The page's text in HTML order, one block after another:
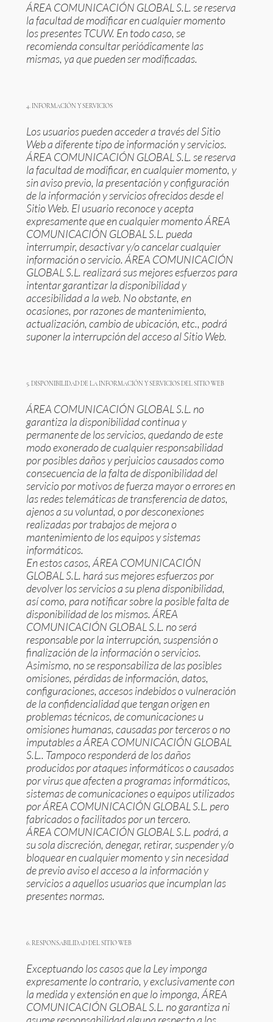
ÁREA COMUNICACIÓN GLOBAL S.L. se reserva
la facultad de modificar en cualquier momento
los presentes TCUW. En todo caso, se
recomienda consultar periódicamente las
mismas, ya que pueden ser modificadas.
4. INFORMACIÓN Y SERVICIOS
Los usuarios pueden acceder a través del Sitio
Web a diferente tipo de información y servicios.
ÁREA COMUNICACIÓN GLOBAL S.L. se reserva
la facultad de modificar, en cualquier momento, y
sin aviso previo, la presentación y configuración
de la información y servicios ofrecidos desde el
Sitio Web. El usuario reconoce y acepta
expresamente que en cualquier momento ÁREA
COMUNICACIÓN GLOBAL S.L. pueda
interrumpir, desactivar y/o cancelar cualquier
información o servicio. ÁREA COMUNICACIÓN
GLOBAL S.L. realizará sus mejores esfuerzos para
intentar garantizar la disponibilidad y
accesibilidad a la web. No obstante, en
ocasiones, por razones de mantenimiento,
actualización, cambio de ubicación, etc., podrá
suponer la interrupción del acceso al Sitio Web.
5. DISPONIBILIDAD DE LA INFORMACIÓN Y SERVICIOS DEL SITIO WEB
ÁREA COMUNICACIÓN GLOBAL S.L. no
garantiza la disponibilidad continua y
permanente de los servicios, quedando de este
modo exonerado de cualquier responsabilidad
por posibles daños y perjuicios causados como
consecuencia de la falta de disponibilidad del
servicio por motivos de fuerza mayor o errores en
las redes telemáticas de transferencia de datos,
ajenos a su voluntad, o por desconexiones
realizadas por trabajos de mejora o
mantenimiento de los equipos y sistemas
informáticos.
En estos casos, ÁREA COMUNICACIÓN
GLOBAL S.L. hará sus mejores esfuerzos por
devolver los servicios a su plena disponibilidad,
así como, para notificar sobre la posible falta de
disponibilidad de los mismos. ÁREA
COMUNICACIÓN GLOBAL S.L. no será
responsable por la interrupción, suspensión o
finalización de la información o servicios.
Asimismo, no se responsabiliza de las posibles
omisiones, pérdidas de información, datos,
configuraciones, accesos indebidos o vulneración
de la confidencialidad que tengan origen en
problemas técnicos, de comunicaciones u
omisiones humanas, causadas por terceros o no
imputables a ÁREA COMUNICACIÓN GLOBAL
S.L.. Tampoco responderá de los daños
producidos por ataques informáticos o causados
por virus que afecten a programas informáticos,
sistemas de comunicaciones o equipos utilizados
por ÁREA COMUNICACIÓN GLOBAL S.L. pero
fabricados o facilitados por un tercero.
ÁREA COMUNICACIÓN GLOBAL S.L. podrá, a
su sola discreción, denegar, retirar, suspender y/o
bloquear en cualquier momento y sin necesidad
de previo aviso el acceso a la información y
servicios a aquellos usuarios que incumplan las
presentes normas.
6. RESPONSABILIDAD DEL SITIO WEB
Exceptuando los casos que la Ley imponga
expresamente lo contrario, y exclusivamente con
la medida y extensión en que lo imponga, ÁREA
COMUNICACIÓN GLOBAL S.L. no garantiza ni